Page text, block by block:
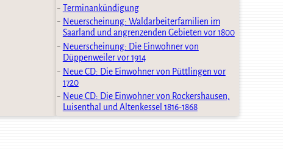
Terminankündigung
Neuerscheinung: Waldarbeiterfamilien im
Saarland und angrenzenden Gebieten vor 1800
Neuerscheinung: Die Einwohner von
Düppenweiler vor 1914
Neue CD: Die Einwohner von Püttlingen vor
1720
Neue CD: Die Einwohner von Rockershausen,
Luisenthal und Altenkessel 1816-1868